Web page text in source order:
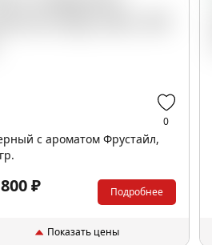
0
с ароматом Фрустайл,
₽ Подробнее
Показать цены